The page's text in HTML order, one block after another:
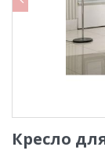
Кресло